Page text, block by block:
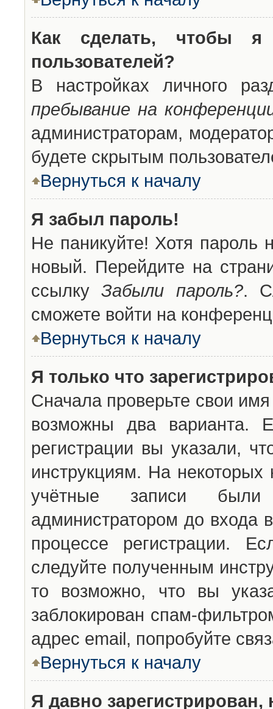
Как сделать, чтобы
пользователей?
В настройках личного
пребывание на
администраторам,
будете скрытым
Вернуться к началу
Я забыл пароль!
Не паникуйте! Хотя пароль
новый. Перейдите на
ссылкуЗабыли пароль?.
сможете войти на
Вернуться к началу
Я только что
Сначала проверьте свои
возможны два варианта.
регистрации вы указали,
инструкциям. На
учётные записи были
администратором до входа
процессе регистрации.
следуйте полученным
то возможно, что вы
заблокирован спам-
адрес email, попробуйте
Вернуться к началу
Я давно